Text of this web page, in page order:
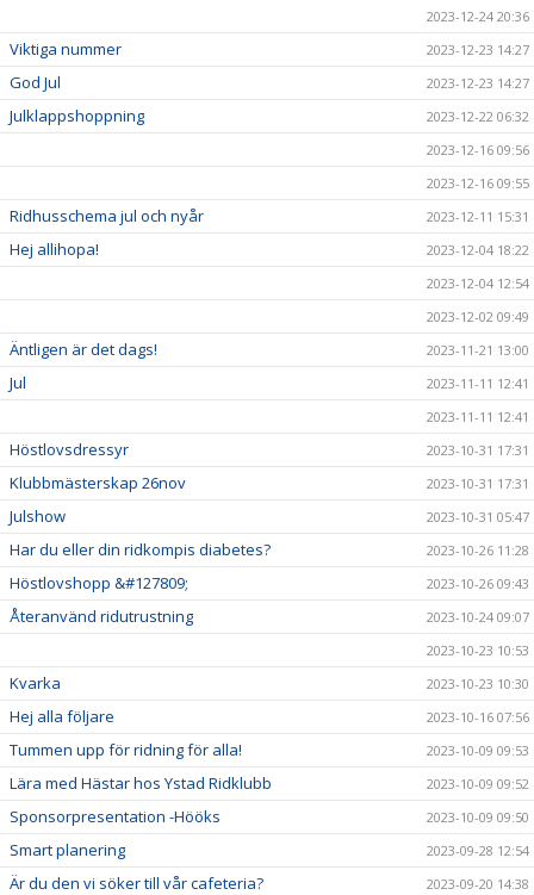
2023-12-24 20:36
Viktiga nummer 2023-12-23 14:27
God Jul 2023-12-23 14:27
Julklappshoppning
2023-12-22 06:32
2023-12-16 09:56
2023-12-16 09:55
Ridhusschema jul och nyår 2023-12-11 15:31
Hej allihopa!
2023-12-04 18:22
2023-12-04 12:54
2023-12-02 09:49
Äntligen är det dags! 2023-11-21 13:00
Jul
2023-11-11 12:41
2023-11-11 12:41
Höstlovsdressyr 2023-10-31 17:31
Klubbmästerskap 26nov 2023-10-31 17:31
Julshow 2023-10-31 05:47
Har du eller din ridkompis diabetes? 2023-10-26 11:28
Höstlovshopp &#127809; 2023-10-26 09:43
Återanvänd ridutrustning
2023-10-24 09:07
2023-10-23 10:53
Kvarka 2023-10-23 10:30
Hej alla följare 2023-10-16 07:56
Tummen upp för ridning för alla! 2023-10-09 09:53
Lära med Hästar hos Ystad Ridklubb 2023-10-09 09:52
Sponsorpresentation -Hööks 2023-10-09 09:50
Smart planering 2023-09-28 12:54
Är du den vi söker till vår cafeteria? 2023-09-20 14:38